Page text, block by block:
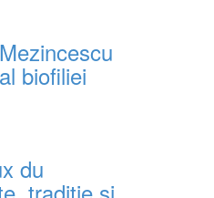
biofiliei
du